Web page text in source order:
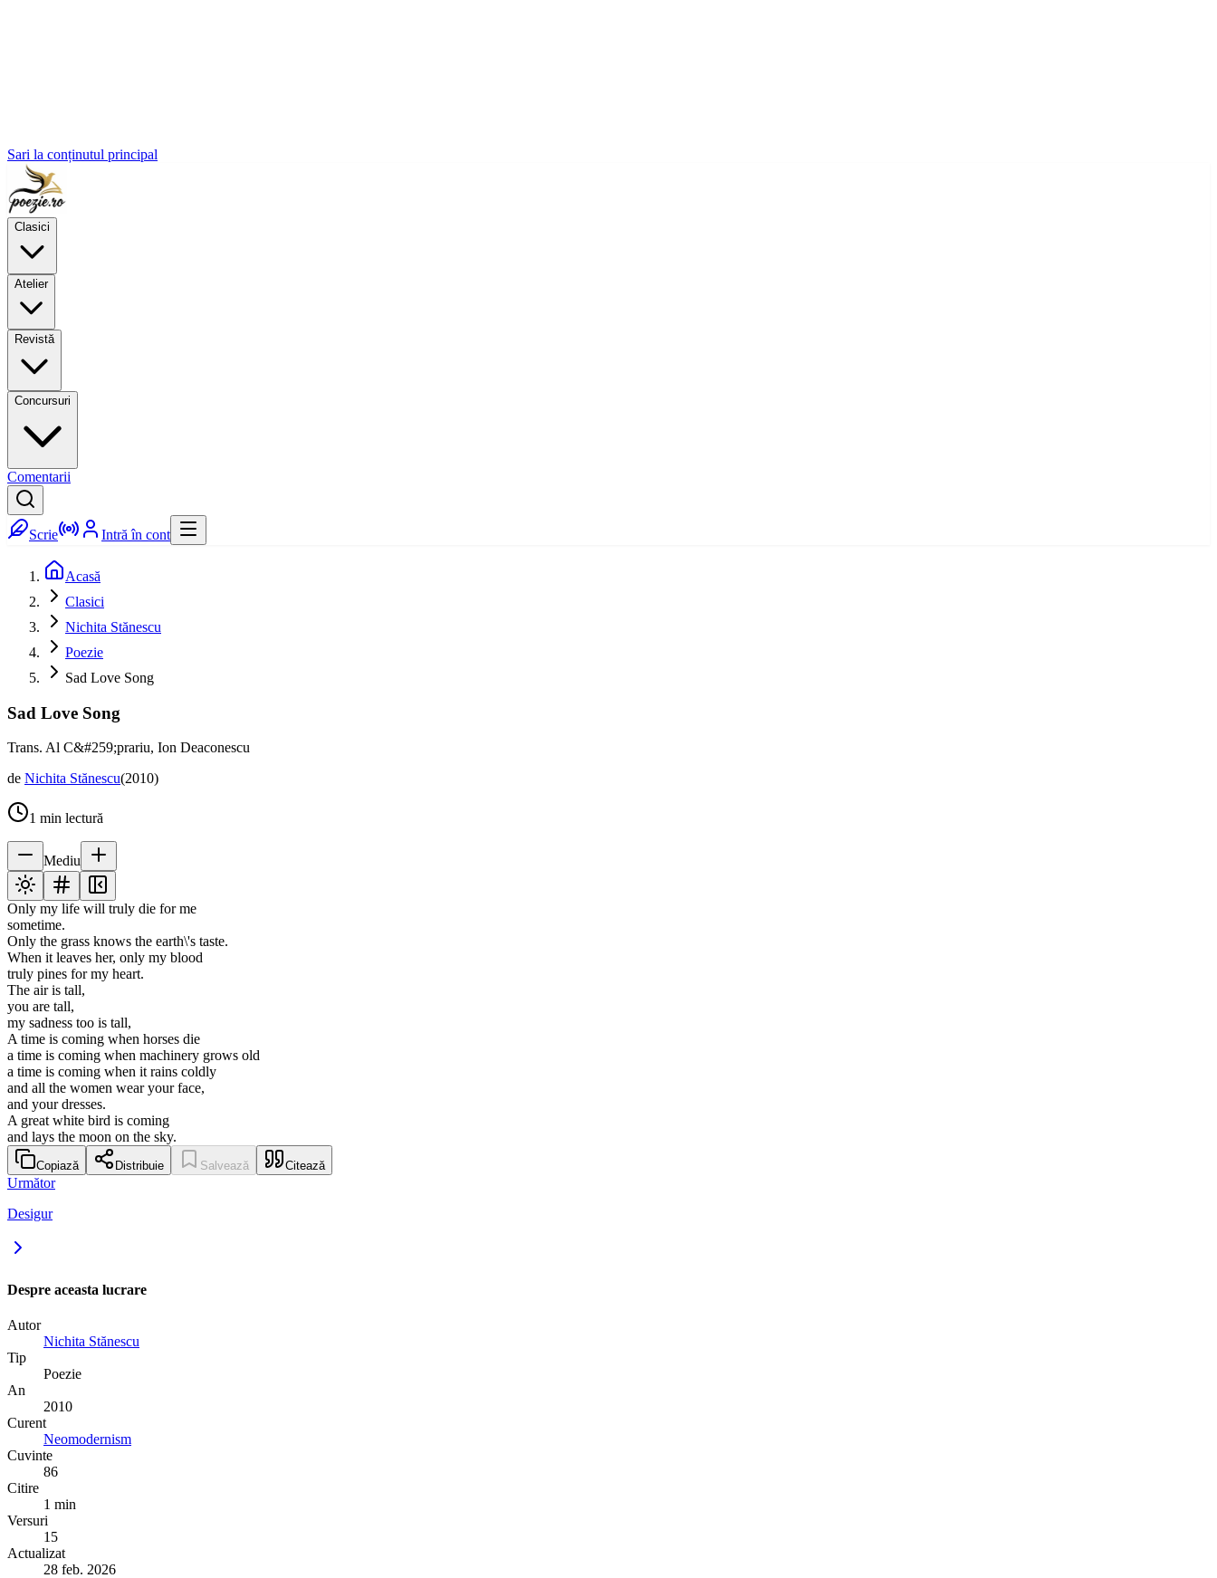
Sari la conținutul principal
Clasici
Atelier
Revistă
Concursuri
Comentarii
Scrie Intră în cont
Acasă
Clasici
Nichita Stănescu
Poezie
Sad Love Song
Sad Love Song
Trans. Al C&#259;prariu, Ion Deaconescu
de Nichita Stănescu(2010)
1 min lectură
Mediu
Only my life will truly die for me
sometime.
Only the grass knows the earth\'s taste.
When it leaves her, only my blood
truly pines for my heart.
The air is tall,
you are tall,
my sadness too is tall,
A time is coming when horses die
a time is coming when machinery grows old
a time is coming when it rains coldly
and all the women wear your face,
and your dresses.
A great white bird is coming
and lays the moon on the sky.
Copiază Distribuie Salvează Citează
Următor
Desigur
Despre aceasta lucrare
Autor
Nichita Stănescu
Tip
Poezie
An
2010
Curent
Neomodernism
Cuvinte
86
Citire
1 min
Versuri
15
Actualizat
28 feb. 2026